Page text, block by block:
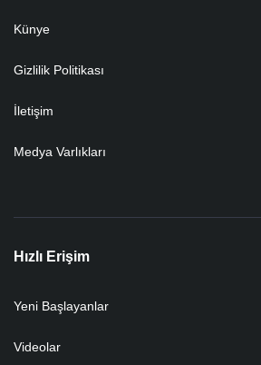
Künye
Gizlilik Politikası
İletişim
Medya Varlıkları
Hızlı Erişim
Yeni Başlayanlar
Videolar